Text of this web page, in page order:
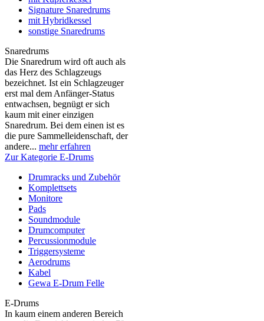
Signature Snaredrums
mit Hybridkessel
sonstige Snaredrums
Snaredrums
Die Snaredrum wird oft auch als
das Herz des Schlagzeugs
bezeichnet. Ist ein Schlagzeuger
erst mal dem Anfänger-Status
entwachsen, begnügt er sich
kaum mit einer einzigen
Snaredrum. Bei dem einen ist es
die pure Sammelleidenschaft, der
andere... mehr erfahren
Zur Kategorie E-Drums
Drumracks und Zubehör
Komplettsets
Monitore
Pads
Soundmodule
Drumcomputer
Percussionmodule
Triggersysteme
Aerodrums
Kabel
Gewa E-Drum Felle
E-Drums
In kaum einem anderen Bereich